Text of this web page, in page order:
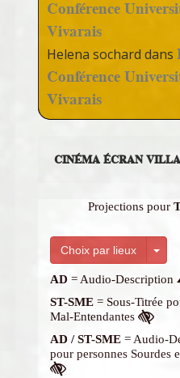
Conférence
Vivarais
Helena sochard dans
Conférence
Vivarais
CINÉMA ÉCRAN